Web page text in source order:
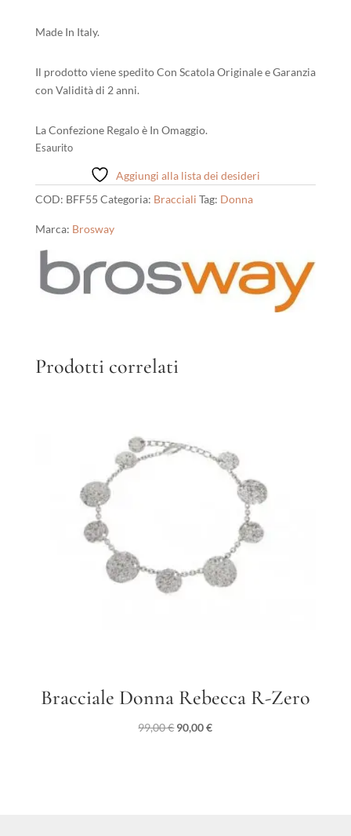
Made In Italy.
Il prodotto viene spedito Con Scatola Originale e Garanzia
con Validità di 2 anni.
La Confezione Regalo è In Omaggio.
Esaurito
Aggiungi alla lista dei desideri
COD: BFF55 Categoria: Bracciali Tag: Donna
Marca: Brosway
Prodotti correlati
Bracciale Donna Rebecca R-Zero
99,00€ Il
90,00€Il